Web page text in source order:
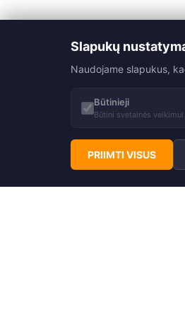
Slapukų
Naudojame slapukus,
Būtinieji
Būtini svetainės veikimui
PRIIMTI VISUS